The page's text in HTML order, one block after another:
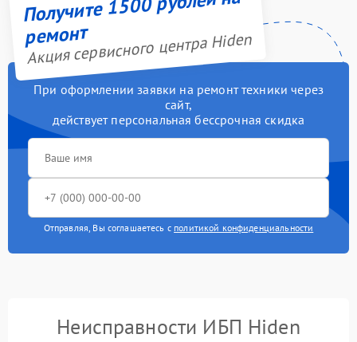
ремонт
Акция сервисного центра Hiden
При оформлении заявки на ремонт техники через
сайт,
действует персональная бессрочная скидка
Отправляя, Вы соглашаетесь с политикой конфиденциальности
Неисправности ИБП Hiden